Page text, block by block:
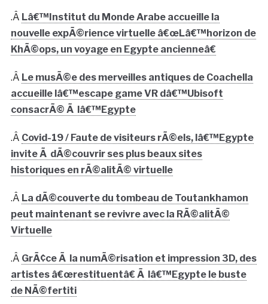
.Â Lâ€™Institut du Monde Arabe accueille la
nouvelle expÃ©rience virtuelle â€œLâ€™horizon de
KhÃ©ops, un voyage en Egypte ancienneâ€
.Â Le musÃ©e des merveilles antiques de Coachella
accueille lâ€™escape game VR dâ€™Ubisoft
consacrÃ© Ã lâ€™Egypte
.Â Covid-19 / Faute de visiteurs rÃ©els, lâ€™Egypte
invite Ã dÃ©couvrir ses plus beaux sites
historiques en rÃ©alitÃ© virtuelle
.Â La dÃ©couverte du tombeau de Toutankhamon
peut maintenant se revivre avec la RÃ©alitÃ©
Virtuelle
.Â GrÃ¢ce Ã la numÃ©risation et impression 3D, des
artistes â€œrestituentâ€ Ã lâ€™Egypte le buste
de NÃ©fertiti